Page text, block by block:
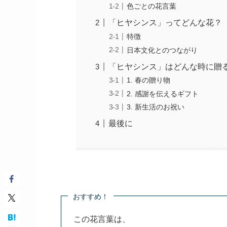
色ごとの花言葉
「ヒヤシンス」ってどんな花？
特徴
日本文化とのつながり
「ヒヤシンス」はどんな時に贈
1. 春の贈り物
2. 感謝を伝えるギフト
3. 新生活のお祝い
最後に
おすすめ！
この花言葉は、